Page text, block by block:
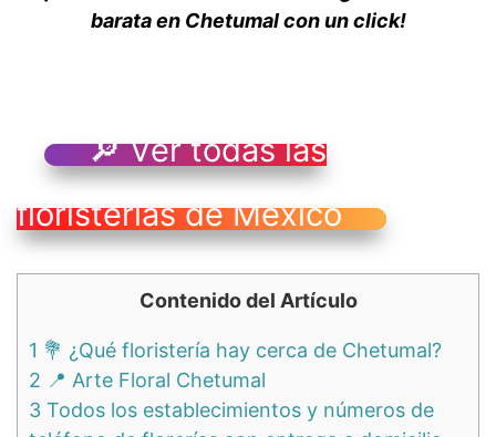
barata en Chetumal con un click!
🔎 Ver todas las
floristerías de México
Contenido del Artículo
1 💐 ¿Qué floristería hay cerca de Chetumal?
2 📍 Arte Floral Chetumal
3 Todos los establecimientos y números de